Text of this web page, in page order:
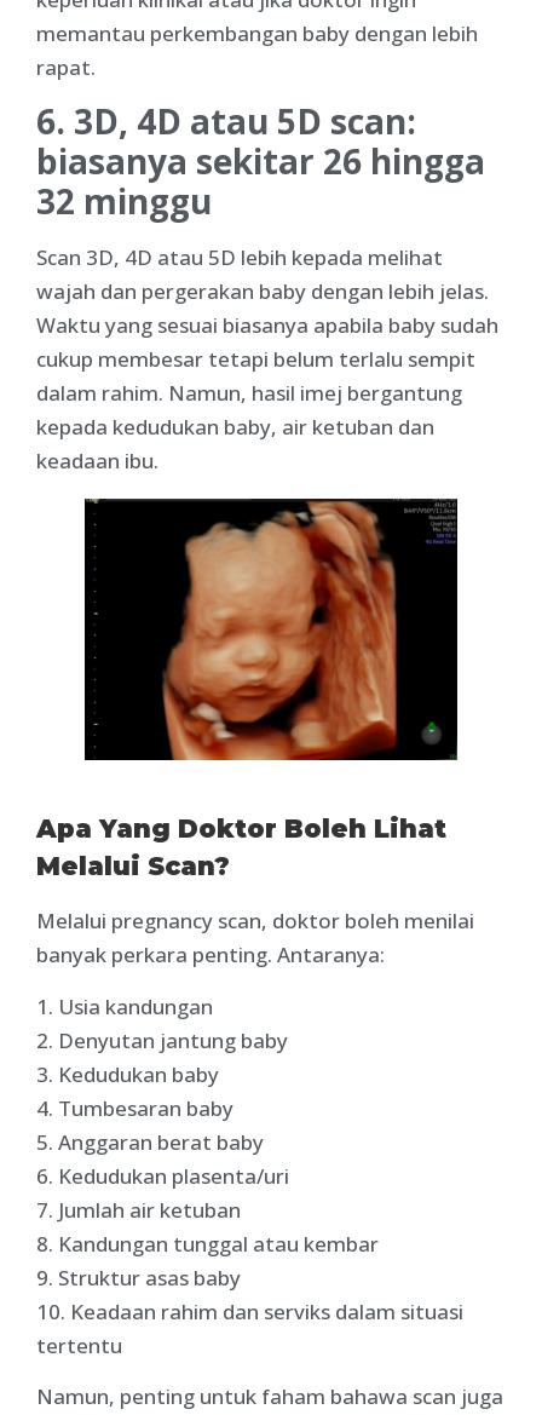
memantau perkembangan baby dengan lebih
rapat.
6. 3D, 4D atau 5D scan:
biasanya sekitar 26 hingga
32 minggu
Scan 3D, 4D atau 5D lebih kepada melihat
wajah dan pergerakan baby dengan lebih jelas.
Waktu yang sesuai biasanya apabila baby sudah
cukup membesar tetapi belum terlalu sempit
dalam rahim. Namun, hasil imej bergantung
kepada kedudukan baby, air ketuban dan
keadaan ibu.
Apa Yang Doktor Boleh Lihat
Melalui Scan?
Melalui pregnancy scan, doktor boleh menilai
banyak perkara penting. Antaranya:
1. Usia kandungan
2. Denyutan jantung baby
3. Kedudukan baby
4. Tumbesaran baby
5. Anggaran berat baby
6. Kedudukan plasenta/uri
7. Jumlah air ketuban
8. Kandungan tunggal atau kembar
9. Struktur asas baby
10. Keadaan rahim dan serviks dalam situasi
tertentu
Namun, penting untuk faham bahawa scan juga